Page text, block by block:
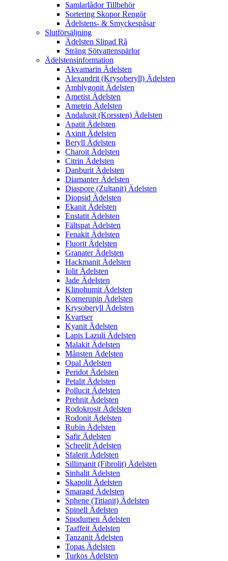
Samlarlådor Tillbehör
Sortering Skopor Rengör
Ädelstens- & Smyckespåsar
Slutförsäljning
Ädelsten Slipad Rå
Sträng Sötvattenspärlor
Ädelstensinformation
Akvamarin Ädelsten
Alexandrit (Krysoberyll) Ädelsten
Amblygonit Ädelsten
Ametist Ädelsten
Ametrin Ädelsten
Andalusit (Korssten) Ädelsten
Apatit Ädelsten
Axinit Ädelsten
Beryll Ädelsten
Charoit Ädelsten
Citrin Ädelsten
Danburit Ädelsten
Diamanter Ädelsten
Diaspore (Zultanit) Ädelsten
Diopsid Ädelsten
Ekanit Ädelsten
Enstatit Ädelsten
Fältspat Ädelsten
Fenakit Ädelsten
Fluorit Ädelsten
Granater Ädelsten
Hackmanit Ädelsten
Iolit Ädelsten
Jade Ädelsten
Klinohumit Ädelsten
Kornerupin Ädelsten
Krysoberyll Ädelsten
Kvartser
Kyanit Ädelsten
Lapis Lazuli Ädelsten
Malakit Ädelsten
Månsten Ädelsten
Opal Ädelsten
Peridot Ädelsten
Petalit Ädelsten
Pollucit Ädelsten
Prehnit Ädelsten
Rodokrosit Ädelsten
Rodonit Ädelsten
Rubin Ädelsten
Safir Ädelsten
Scheelit Ädelsten
Sfalerit Ädelsten
Sillimanit (Fibrolit) Ädelsten
Sinhalit Ädelsten
Skapolit Ädelsten
Smaragd Ädelsten
Sphene (Titianit) Ädelsten
Spinell Ädelsten
Spodumen Ädelsten
Taaffeit Ädelsten
Tanzanit Ädelsten
Topas Ädelsten
Turkos Ädelsten